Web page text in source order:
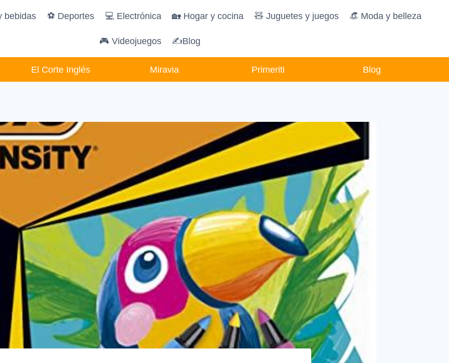
bebidas ️⚽️ Deportes 💻 Electrónica 🏡 Hogar y cocina 🧸️ Juguetes y juegos 👒 Moda y belleza
🎮 Videojuegos ✍Blog
El Corte Inglés Miravia Primeriti Blog